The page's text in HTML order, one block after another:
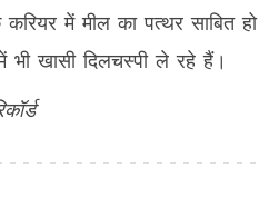
में मील का पत्थर साबित
भी खासी दिलचस्पी ले रहे हैं।